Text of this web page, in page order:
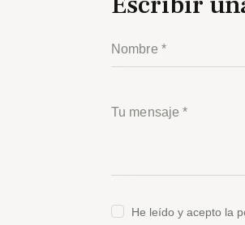
He leído y acepto la